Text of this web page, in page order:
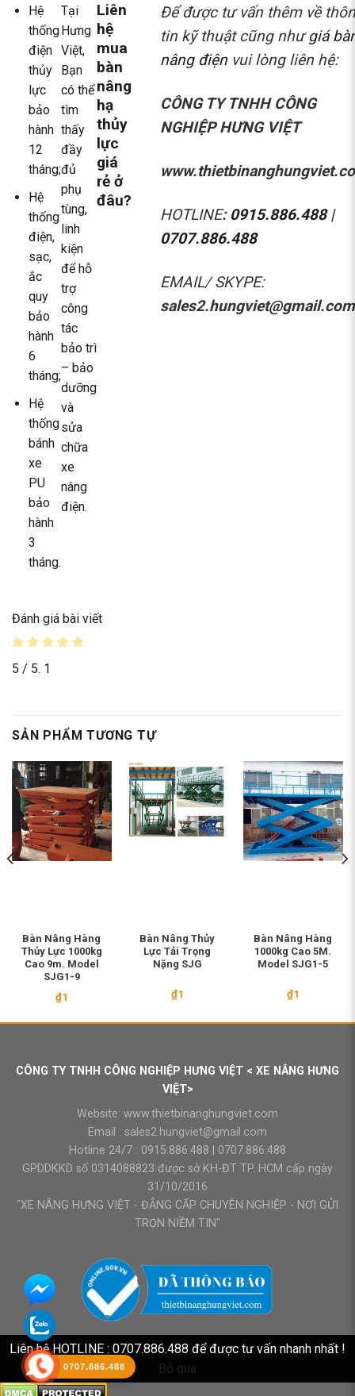
Hệ
thống
điện
thủy
lực
bảo
hành
12
tháng;
Hệ
thống
điện,
sạc,
ắc
quy
bảo
hành
6
tháng;
Hệ
thống
bánh
xe
PU
bảo
hành
3
tháng.
Tại
Hưng
Việt,
Bạn
có thể
tìm
thấy
đầy
đủ
phụ
tùng,
linh
kiện
để hỗ
trợ
công
tác
bảo trì
– bảo
dưỡng
và
sửa
chữa
xe
nâng
điện.
Liên
hệ
mua
bàn
nâng
hạ
thủy
lực
giá
rẻ ở
đâu?
Để được tư vấn thêm về
tin kỹ thuật cũng nhưgiá
nâng điệnvui lòng liên hệ:
CÔNG TY TNHH CÔNG
NGHIỆP HƯNG VIỆT
HOTLINE: 0915.886.488|
0707.886.488
EMAIL/ SKYPE:
sales2.hungviet@gmail.com
Đánh giá bài viết
5 / 5. 1
SẢN PHẨM TƯƠNG TỰ
Bàn Nâng Hàng
Thủy Lực 1000kg
Cao 9m. Model
SJG1-9
₫1
Bàn Nâng Thủy
Lực Tải Trọng
Nặng SJG
₫1
Bàn Nâng Hàng
1000kg Cao 5M.
Model SJG1-5
₫1
CÔNG TY TNHH CÔNG NGHIỆP HƯNG VIỆT < XE NÂNG HƯNG
VIỆT>
Website: www.thietbinanghungviet.com
Email : sales2.hungviet@gmail.com
Hotline 24/7 : 0915.886.488
0707.886.488
GPDDKKD số 0314088823 được sở KH-ĐT TP. HCM cấp ngày
31/10/2016
"XE NÂNG HƯNG VIỆT - ĐẲNG CẤP CHUYÊN NGHIỆP - NƠI GỬI
TRỌN NIỀM TIN"
Liên hệ HOTLINE : 0707.886.488 để được tư vấn nhanh nhất !
Bỏ qua
0707.886.488